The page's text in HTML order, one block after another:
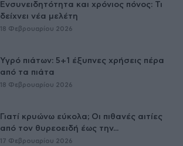
Ενσυνειδητότητα και χρόνιος πόνος: Τι
δείχνει νέα μελέτη
18 Φεβρουαρίου 2026
Υγρό πιάτων: 5+1 έξυπνες χρήσεις πέρα
από τα πιάτα
18 Φεβρουαρίου 2026
Γιατί κρυώνω εύκολα; Οι πιθανές αιτίες
από τον θυρεοειδή έως την...
17 Φεβρουαρίου 2026